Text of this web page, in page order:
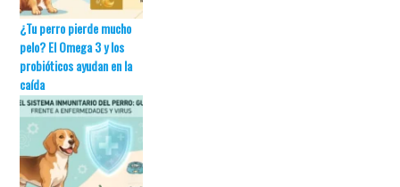
¿Tu perro pierde mucho
pelo? El Omega 3 y los
probióticos ayudan en la
caída